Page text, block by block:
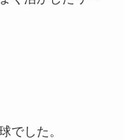
でした。